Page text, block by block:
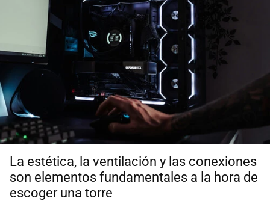
La estética, la ventilación y las conexiones
son elementos fundamentales a la hora de
escoger una torre